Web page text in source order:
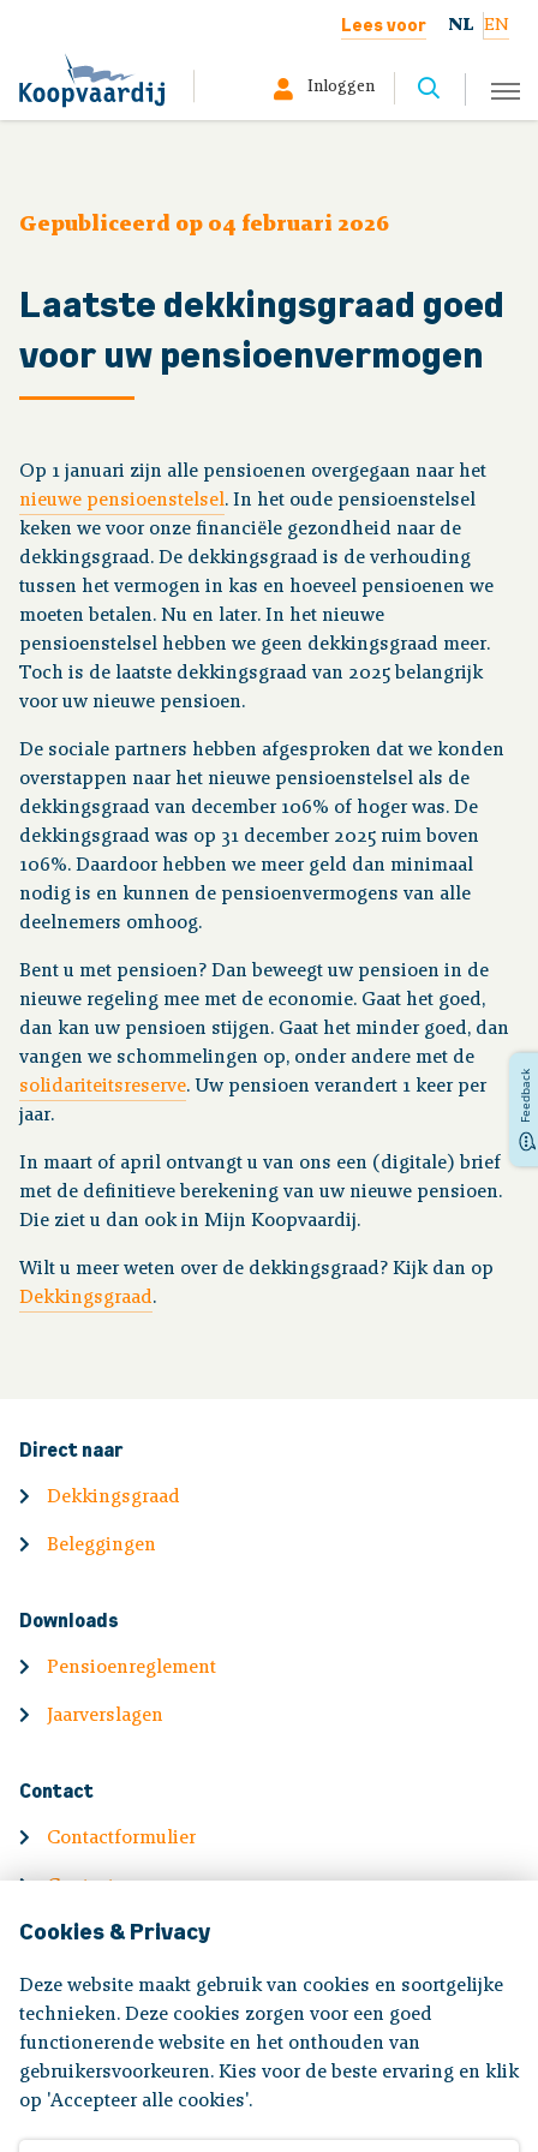
Cookies & Privacy
Deze website maakt gebruik van cookies en soortgelijke
technieken. Deze cookies zorgen voor een goed
functionerende website en het onthouden van
gebruikersvoorkeuren. Kies voor de beste ervaring en klik
op 'Accepteer alle cookies'.
Lees voor NL EN
Deelnemer
Inloggen
Organisatie
Financiële situatie
Publicaties
Contact
Gepubliceerd op 04 februari 2026
Laatste dekkingsgraad goed
voor uw pensioenvermogen
Op 1 januari zijn alle pensioenen overgegaan naar het
nieuwe pensioenstelsel. In het oude pensioenstelsel
keken we voor onze financiële gezondheid naar de
dekkingsgraad. De dekkingsgraad is de verhouding
tussen het vermogen in kas en hoeveel pensioenen we
moeten betalen. Nu en later. In het nieuwe
pensioenstelsel hebben we geen dekkingsgraad meer.
Toch is de laatste dekkingsgraad van 2025 belangrijk
voor uw nieuwe pensioen.
De sociale partners hebben afgesproken dat we konden
overstappen naar het nieuwe pensioenstelsel als de
dekkingsgraad van december 106% of hoger was. De
dekkingsgraad was op 31 december 2025 ruim boven
106%. Daardoor hebben we meer geld dan minimaal
nodig is en kunnen de pensioenvermogens van alle
deelnemers omhoog.
Bent u met pensioen? Dan beweegt uw pensioen in de
nieuwe regeling mee met de economie. Gaat het goed,
dan kan uw pensioen stijgen. Gaat het minder goed, dan
vangen we schommelingen op, onder andere met de
solidariteitsreserve. Uw pensioen verandert 1 keer per
jaar.
In maart of april ontvangt u van ons een (digitale) brief
met de definitieve berekening van uw nieuwe pensioen.
Die ziet u dan ook in Mijn Koopvaardij.
Wilt u meer weten over de dekkingsgraad? Kijk dan op
Dekkingsgraad.
Direct naar
Dekkingsgraad
Beleggingen
Downloads
Pensioenreglement
Jaarverslagen
Contact
Contactformulier
Contactgegevens
Information in English
Volg ons op:
Feedback